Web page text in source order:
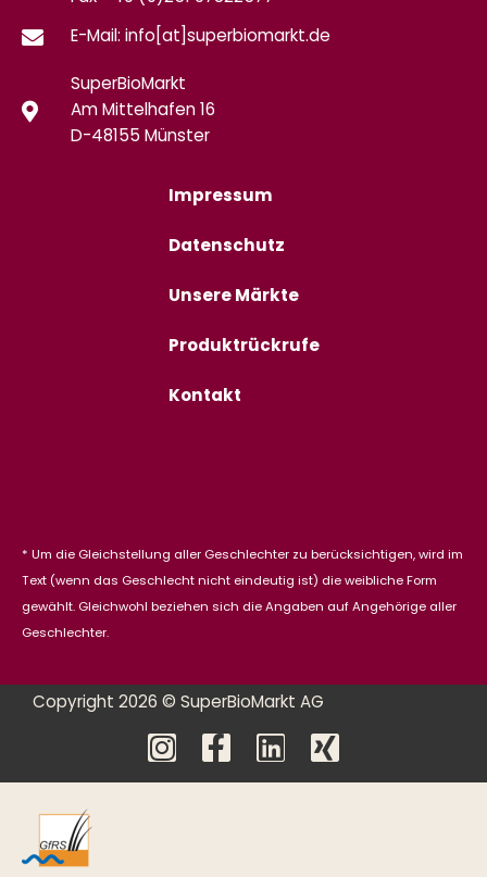
E-Mail: info[at]superbiomarkt.de
SuperBioMarkt
Am Mittelhafen 16
D-48155 Münster
Impressum
Datenschutz
Unsere Märkte
Produktrückrufe
Kontakt
* Um die Gleichstellung aller Geschlechter zu berücksichtigen, wird im
Text (wenn das Geschlecht nicht eindeutig ist) die weibliche Form
gewählt. Gleichwohl beziehen sich die Angaben auf Angehörige aller
Geschlechter.
Copyright 2026 © SuperBioMarkt AG